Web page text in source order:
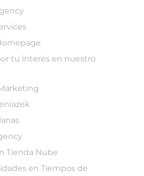
tu interés en nuestro
Tienda Nube
en Tiempos de